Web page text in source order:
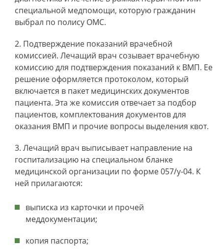
специальной медпомощи, которую гражданин
выбрал по полису ОМС.
Подтверждение показаний врачебной
комиссией. Лечащий врач созывает врачебную
комиссию для подтверждения показаний к ВМП. Ее
решение оформляется протоколом, который
включается в пакет медицинских документов
пациента. Эта же комиссия отвечает за подбор
пациентов, комплектования документов для
оказания ВМП и прочие вопросы выделения квот.
Лечащий врач выписывает направление на
госпитализацию на специальном бланке
медицинской организации по форме 057/у-04. К
ней прилагаются:
выписка из карточки и прочей
меддокументации;
копия паспорта;